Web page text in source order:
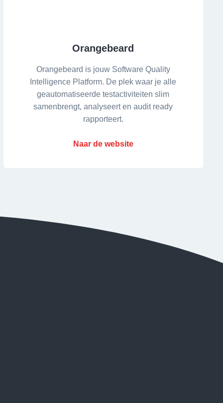
Orangebeard
Orangebeard is jouw Software Quality
Intelligence Platform. De plek waar je alle
geautomatiseerde testactiviteiten slim
samenbrengt, analyseert en audit ready
rapporteert.
Naar de website